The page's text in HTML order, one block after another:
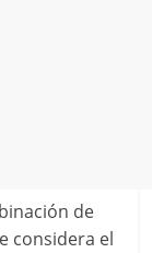
de
considera el